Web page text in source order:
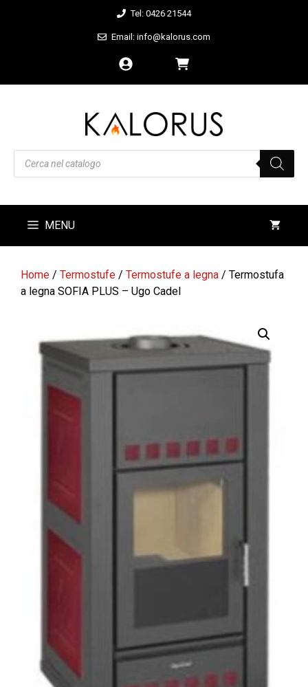
Tel: 0426 21544
Email: info@kalorus.com
Products
search
MENU
Home / Termostufe / Termostufe a legna / Termostufa
a legna SOFIA PLUS – Ugo Cadel